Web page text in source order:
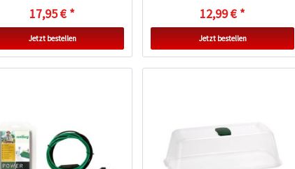
17,95 € *
Jetzt bestellen
12,99 € *
Jetzt bestellen